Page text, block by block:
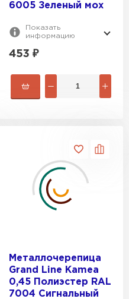
6005 Зеленый мох
Показать
информацию
453 ₽
Металлочерепица
Grand Line Kamea
0,45 Полиэстер RAL
7004 Сигнальный